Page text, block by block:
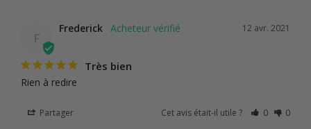
F
12 avr. 2021
Frederick
Très bien
Rien à redire
Partager Cet avis était-il utile ? 0 0